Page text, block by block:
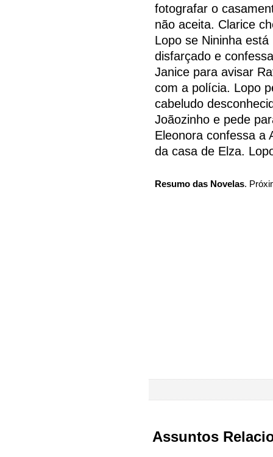
fotografar o
não aceita. Clarice
Lopo se Nininha
disfarçado e
Janice para avisar
com a polícia. Lopo
cabeludo
Joãozinho e pede
Eleonora confessa a
da casa de Elza.
Resumo das Novelas.
Assuntos